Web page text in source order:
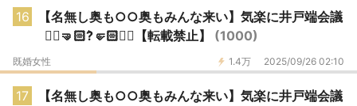
16
【名無し奥も○○奥もみんな来い】気楽に井戸端会議
🤼‍♂️🤜🏻?͛🤛🏻🤼‍♀️【転載禁止】 (1000)
1.4万 2025/09/26 02:10
既婚女性
17
【名無し奥も○○奥もみんな来い】気楽に井戸端会議